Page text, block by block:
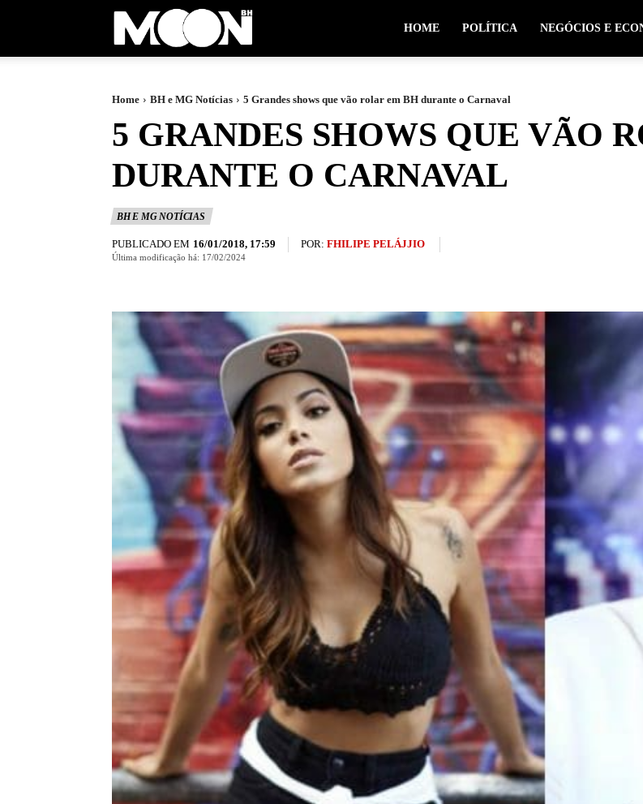
HOME POLÍTICA NEGÓCIOS E
Home BH e MG Notícias 5 Grandes shows que vão rolar em BH durante o Carnaval
5 GRANDES SHOWS QUE VÃO
DURANTE O CARNAVAL
BH E MG NOTÍCIAS
PUBLICADO EM 16/01/2018, 17:59 POR: FHILIPE PELÁJJIO
Última modificação há: 17/02/2024